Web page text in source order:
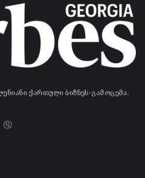
ქართული ბიზნეს-გამოცემა.